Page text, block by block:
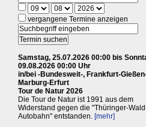
vergangene Termine anzeigen
Samstag, 25.07.2026 00:00 bis
09.08.2026 00:00 Uhr
in/bei -Bundesweit-, Frankfurt-
Marburg-Erfurt
Tour de Natur 2026
Die Tour de Natur ist 1991 aus dem
Widerstand gegen die "Thüringer-
Autobahn" entstanden. [mehr]